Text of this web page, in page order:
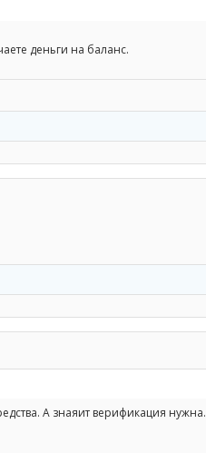
деньги на баланс.
А знаяит верификация нужна.